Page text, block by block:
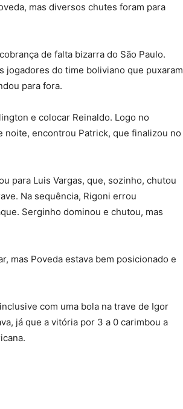
mas diversos chutes foram para
de falta bizarra do São Paulo.
jogadores do time boliviano que puxaram
para fora.
e colocar Reinaldo. Logo no
noite, encontrou Patrick, que finalizou no
para Luis Vargas, que, sozinho, chutou
Na sequência, Rigoni errou
Serginho dominou e chutou, mas
mas Poveda estava bem posicionado e
com uma bola na trave de Igor
já que a vitória por 3 a 0 carimbou a